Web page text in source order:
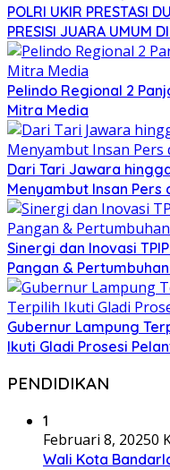
POLRI UKIR PRESTASI
PRESISI JUARA UMUM
Pelindo Regional 2
Mitra Media
Dari Tari Jawara
Menyambut Insan Pers
Sinergi dan Inovasi
Pangan &
Gubernur Lampung
Ikuti Gladi Prosesi
PENDIDIKAN
1
Februari 8, 20250
Wali Kota